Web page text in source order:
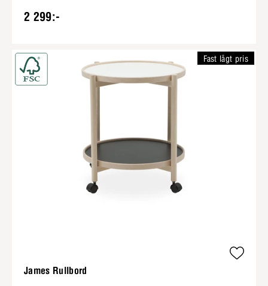
2 299:-
James Rullbord
Fast lågt pris